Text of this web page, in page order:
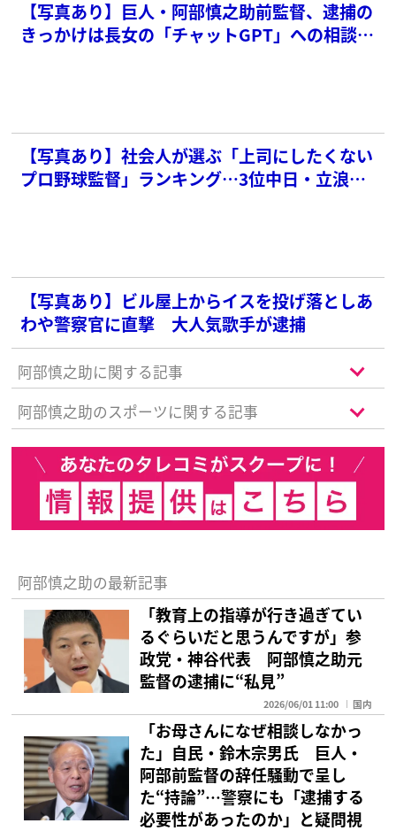
【写真あり】巨人・阿部慎之助前監督、逮捕の
きっかけは長女の「チャットGPT」への相談…
【写真あり】社会人が選ぶ「上司にしたくない
プロ野球監督」ランキング…3位中日・立浪、2
【写真あり】ビル屋上からイスを投げ落としあ
わや警察官に直撃 大人気歌手が逮捕
阿部慎之助に関する記事
阿部慎之助のスポーツに関する記事
阿部慎之助の最新記事
「教育上の指導が行き過ぎてい
るぐらいだと思うんですが」参
政党・神谷代表 阿部慎之助元
監督の逮捕に“私見”
2026/06/01 11:00 国内
「お母さんになぜ相談しなかっ
た」自民・鈴木宗男氏 巨人・
阿部前監督の辞任騒動で呈し
た“持論”…警察にも「逮捕する
必要性があったのか」と疑問視